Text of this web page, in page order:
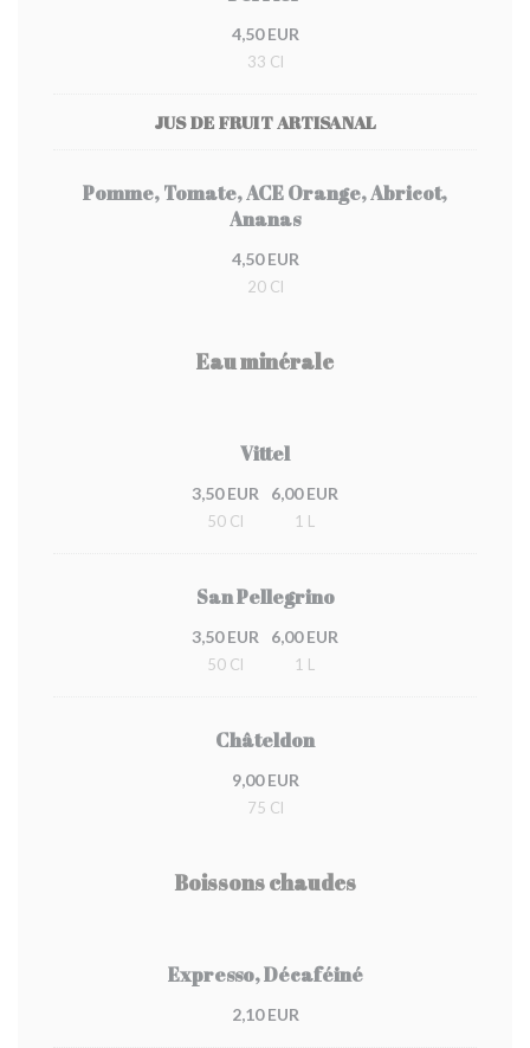
4,50 EUR
33 Cl
JUS DE FRUIT ARTISANAL
Pomme, Tomate, ACE Orange, Abricot,
Ananas
4,50 EUR
20 Cl
Eau minérale
Vittel
3,50 EUR
50 Cl
6,00 EUR
1 L
San Pellegrino
3,50 EUR
50 Cl
6,00 EUR
1 L
Châteldon
9,00 EUR
75 Cl
Boissons chaudes
Expresso, Décaféiné
2,10 EUR